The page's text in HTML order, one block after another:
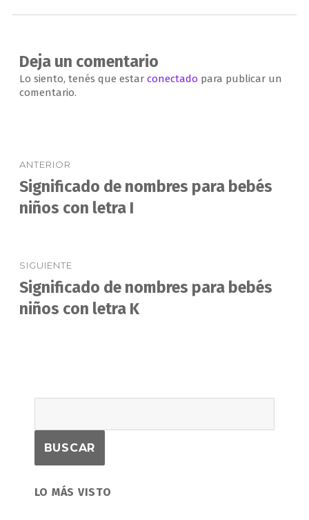
Deja un comentario
Lo siento, tenés que estar conectado para publicar un
comentario.
de
entradas
ANTERIOR
Entrada
anterior:
Significado de nombres para bebés
niños con letra I
SIGUIENTE
Entrada
siguiente:
Significado de nombres para bebés
niños con letra K
LO MÁS VISTO